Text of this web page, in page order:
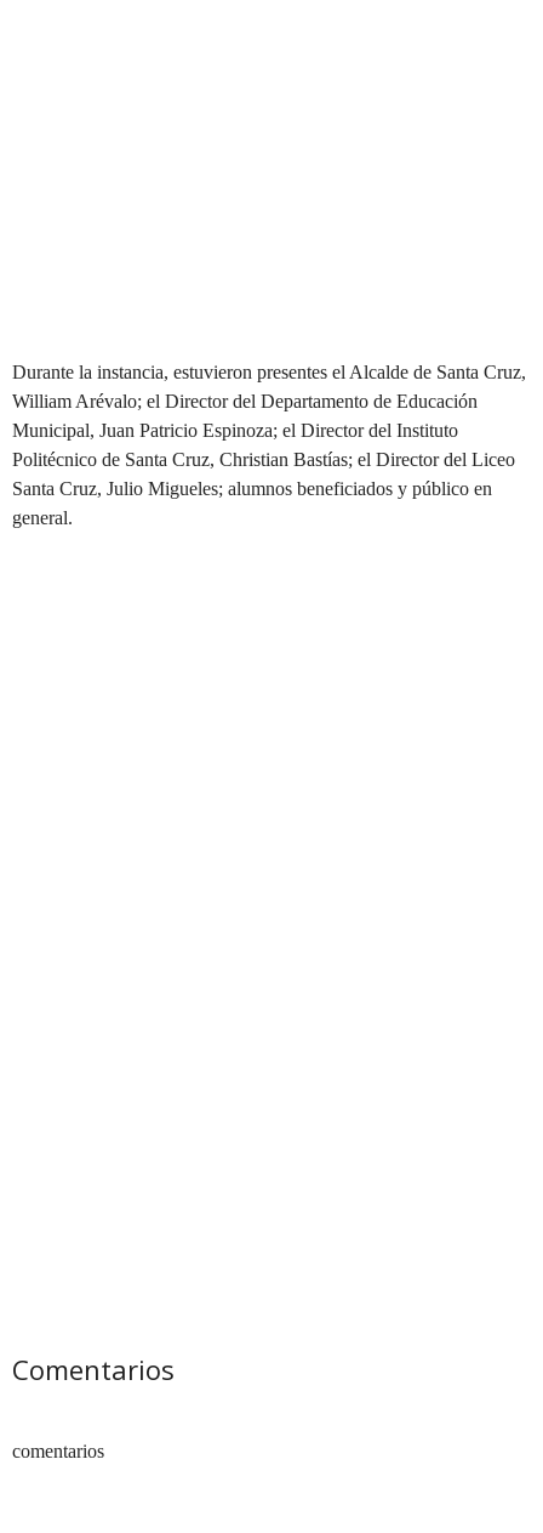
Durante la instancia, estuvieron presentes el Alcalde de Santa Cruz,
William Arévalo; el Director del Departamento de Educación
Municipal, Juan Patricio Espinoza; el Director del Instituto
Politécnico de Santa Cruz, Christian Bastías; el Director del Liceo
Santa Cruz, Julio Migueles; alumnos beneficiados y público en
general.
Comentarios
comentarios